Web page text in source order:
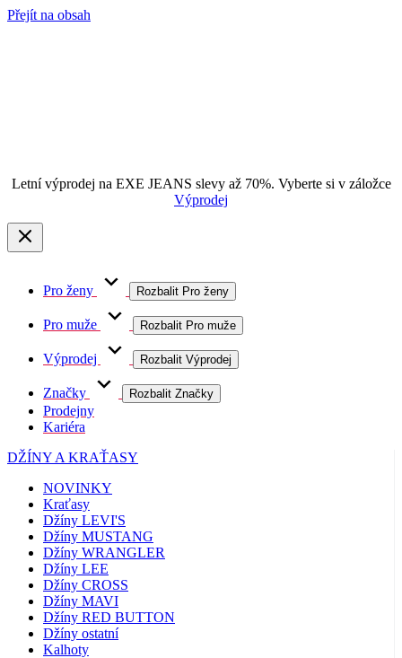
Přejít na obsah
Letní výprodej na EXE JEANS slevy až 70%. Vyberte si v záložce
Výprodej
Pro ženy Rozbalit Pro ženy
Pro muže Rozbalit Pro muže
Výprodej Rozbalit Výprodej
Značky Rozbalit Značky
Prodejny
Kariéra
DŽÍNY A KRAŤASY
NOVINKY
Kraťasy
Džíny LEVI'S
Džíny MUSTANG
Džíny WRANGLER
Džíny LEE
Džíny CROSS
Džíny MAVI
Džíny RED BUTTON
Džíny ostatní
Kalhoty